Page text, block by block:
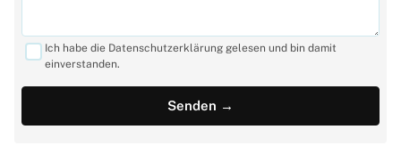
Ich habe die Datenschutzerklärung gelesen und bin damit
einverstanden.